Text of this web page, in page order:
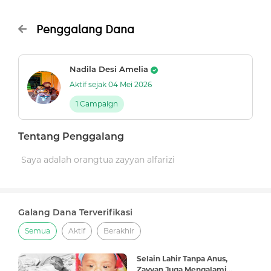
Penggalang Dana
Nadila Desi Amelia
Aktif sejak 04 Mei 2026
1 Campaign
Tentang Penggalang
Saya adalah orangtua zayyan alfarizi
Galang Dana Terverifikasi
Semua Aktif Berakhir
Selain Lahir Tanpa Anus,